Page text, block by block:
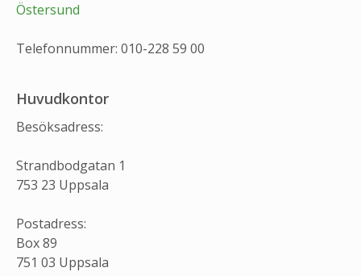
Östersund
Telefonnummer: 010-228 59 00
Huvudkontor
Besöksadress:
Strandbodgatan 1
753 23 Uppsala
Postadress:
Box 89
751 03 Uppsala